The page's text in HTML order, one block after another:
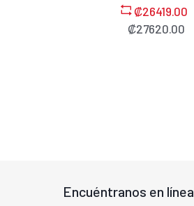
₡26419.00
₡27620.00
Encuéntranos en línea